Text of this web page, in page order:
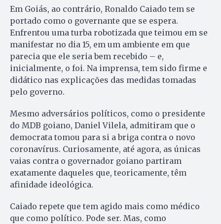
Em Goiás, ao contrário, Ronaldo Caiado tem se
portado como o governante que se espera.
Enfrentou uma turba robotizada que teimou em se
manifestar no dia 15, em um ambiente em que
parecia que ele seria bem recebido – e,
inicialmente, o foi. Na imprensa, tem sido firme e
didático nas explicações das medidas tomadas
pelo governo.
Mesmo adversários políticos, como o presidente
do MDB goiano, Daniel Vilela, admitiram que o
democrata tomou para si a briga contra o novo
coronavírus. Curiosamente, até agora, as únicas
vaias contra o governador goiano partiram
exatamente daqueles que, teoricamente, têm
afinidade ideológica.
Caiado repete que tem agido mais como médico
que como político. Pode ser. Mas, como